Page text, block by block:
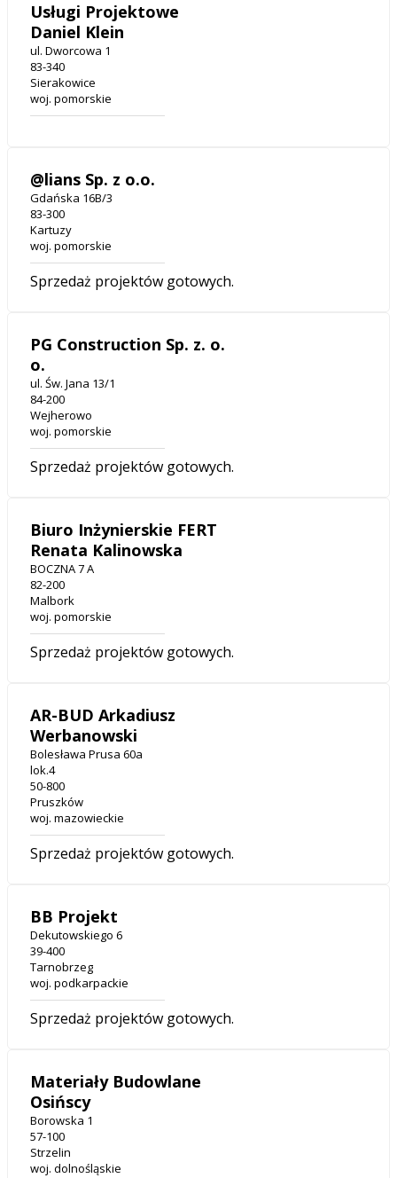
Usługi Projektowe
Daniel Klein
ul. Dworcowa 1
83-340
Sierakowice
woj. pomorskie
@lians Sp. z o.o.
Gdańska 16B/3
83-300
Kartuzy
woj. pomorskie
Sprzedaż projektów gotowych.
PG Construction Sp. z. o.
o.
ul. Św. Jana 13/1
84-200
Wejherowo
woj. pomorskie
Sprzedaż projektów gotowych.
Biuro Inżynierskie FERT
Renata Kalinowska
BOCZNA 7 A
82-200
Malbork
woj. pomorskie
Sprzedaż projektów gotowych.
AR-BUD Arkadiusz
Werbanowski
Bolesława Prusa 60a
lok.4
50-800
Pruszków
woj. mazowieckie
Sprzedaż projektów gotowych.
BB Projekt
Dekutowskiego 6
39-400
Tarnobrzeg
woj. podkarpackie
Sprzedaż projektów gotowych.
Materiały Budowlane
Osińscy
Borowska 1
57-100
Strzelin
woj. dolnośląskie